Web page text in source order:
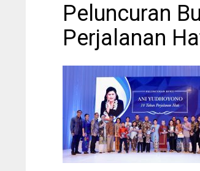
Peluncuran
Perjalanan